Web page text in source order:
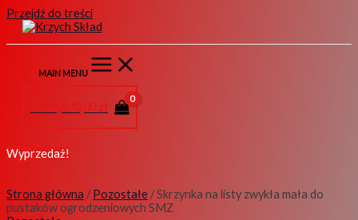
Przejdź do treści
MAIN MENU
Wyprzedaż!
Strona główna /Pozostałe / Skrzynka na listy zwykła mała do
pustaków ogrodzeniowych SMZ